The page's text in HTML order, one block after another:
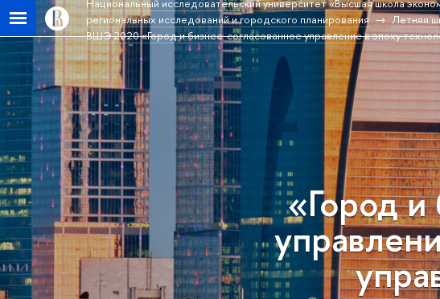
региональных исследований и городского планирования
Летняя
ВШЭ 2020 «Город и бизнес: согласованное управление в эпоху
«Город и